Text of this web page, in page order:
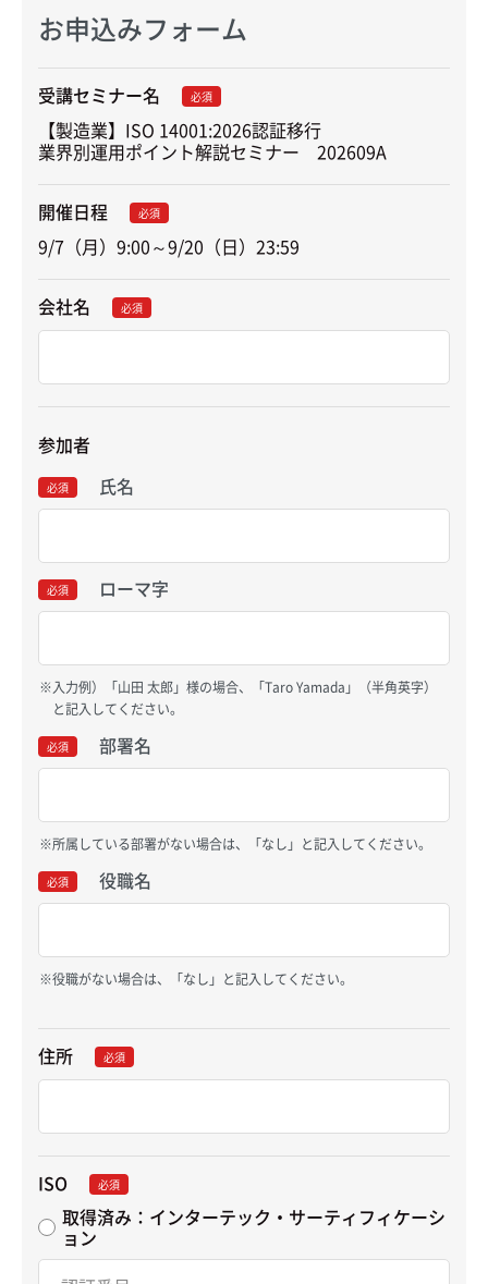
お申込みフォーム
受講セミナー名 必須
【製造業】ISO 14001:2026認証移行
業界別運用ポイント解説セミナー　202609A
開催日程 必須
9/7（月）9:00～9/20（日）23:59
会社名 必須
参加者
必須 氏名
必須 ローマ字
入力例）「山田 太郎」様の場合、「Taro Yamada」（半角英字）
と記入してください。
必須 部署名
所属している部署がない場合は、「なし」と記入してください。
必須 役職名
役職がない場合は、「なし」と記入してください。
住所 必須
ISO 必須
取得済み：インターテック・サーティフィケーシ
ョン